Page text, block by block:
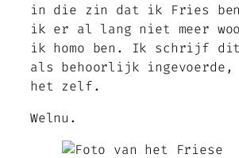
in die zin dat ik Fries
ik er al lang niet meer
ik homo ben. Ik schrijf dit
als behoorlijk
het zelf.
Welnu.